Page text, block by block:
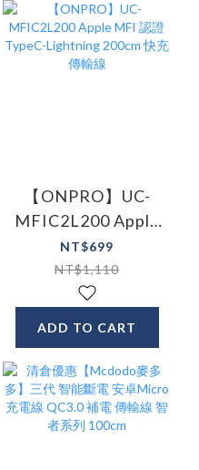
【ONPRO】UC-
MFIC2L200 Apple
MFI 認證TypeC-
Lightning 200cm 快
充傳輸線
NT$699
NT$1,110
ADD TO CART